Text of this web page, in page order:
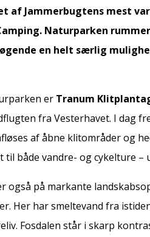
af Jammerbugtens mest
Naturparken
en helt særlig
er Tranum
fra Vesterhavet. I dag
af åbne klitområder og
både vandre- og cykelture –
også på markante
Her har smeltevand fra
Fosdalen står i skarp